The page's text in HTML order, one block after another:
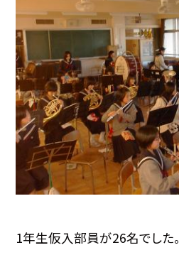
1年生仮入部員が26名でした。